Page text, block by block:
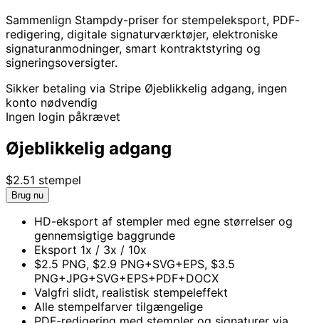
Sammenlign Stampdy-priser for stempeleksport, PDF-
redigering, digitale signaturværktøjer, elektroniske
signaturanmodninger, smart kontraktstyring og
signeringsoversigter.
Sikker betaling via Stripe Øjeblikkelig adgang, ingen
konto nødvendig
Ingen login påkrævet
Øjeblikkelig adgang
$2.51 stempel
Brug nu
HD-eksport af stempler med egne størrelser og
gennemsigtige baggrunde
Eksport 1x / 3x / 10x
$2.5 PNG, $2.9 PNG+SVG+EPS, $3.5
PNG+JPG+SVG+EPS+PDF+DOCX
Valgfri slidt, realistisk stempeleffekt
Alle stempelfarver tilgængelige